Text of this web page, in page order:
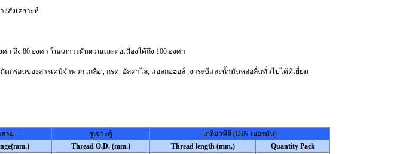
สังเคราะห์
า ถึง 80 องศา ในสภาวะผันผวนและต่อเนื่องได้ถึง 100 องศา
ร่อนของสารเคมีจำพวก เกลือ , กรด, อัลคาไล, แอลกอฮอล์ ,จาระบีและน้ำมันหล่อลื่นทั่วไปได้ดีเยี่ยม
าย รูเจาะตู้
เกลียวพีจี (DIN เยอรมัน)
Thread O.D. (mm.) Thread length (mm.)
Quantity Pack